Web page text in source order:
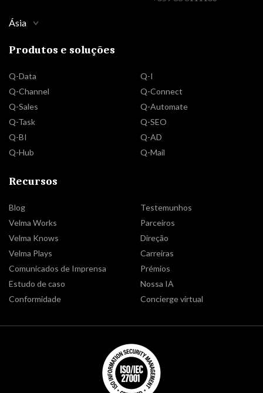
Ásia
Produtos e soluções
Q-Data
Q-Channel
Q-Sales
Q-Task
Q-BI
Q-Hub
Q-I
Q-Connect
Q-Automate
Q-SEO
Q-AD
Q-Mail
Recursos
Blog
Velma Works
Velma Knows
Velma Plays
Comunicados de Imprensa
Estudo de caso
Conformidade
Testemunhos
Parceiros
Direção
Carreiras
Prémios
Nossa IA
Concierge virtual